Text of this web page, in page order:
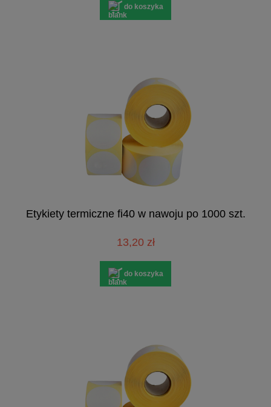
do koszyka
Etykiety termiczne fi40 w nawoju po 1000 szt.
13,20 zł
do koszyka